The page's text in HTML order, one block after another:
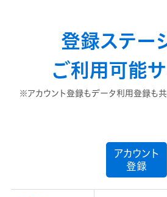
登録ステー
ご利用可能
※アカウント登録もデータ利用登録も
アカウント
登録